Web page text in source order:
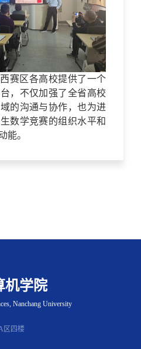
赛区各高校提供了一个
，不仅加强了全省高校
的沟通与协作，也为进
数学竞赛的组织水平和
能。
机学院
Nanchang University
区四楼